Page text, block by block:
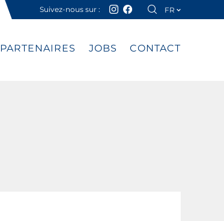
Suivez-nous sur : FR
PARTENAIRES JOBS CONTACT